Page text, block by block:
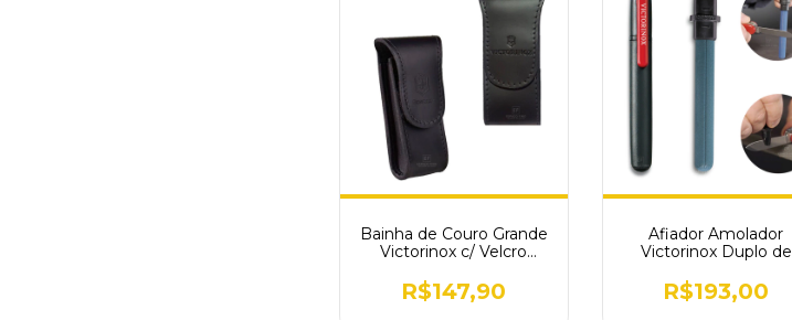
Bainha de Couro Grande
Victorinox c/ Velcro
R$147,90
Afiador Amolador
Victorinox Duplo de
R$193,00